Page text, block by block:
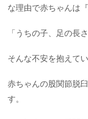
な理由で赤ちゃんは
「うちの子、足の長
そんな不安を抱えて
赤ちゃんの股関節脱
す。